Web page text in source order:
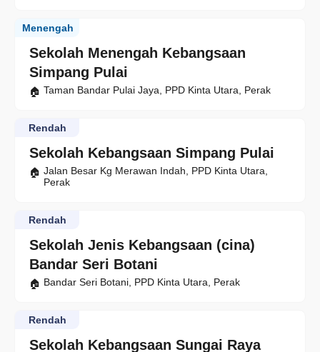
Sekolah Menengah Kebangsaan
Simpang Pulai
Menengah
Taman Bandar Pulai Jaya, PPD Kinta Utara, Perak
Sekolah Kebangsaan Simpang Pulai
Rendah
Jalan Besar Kg Merawan Indah, PPD Kinta Utara,
Perak
Sekolah Jenis Kebangsaan (cina)
Bandar Seri Botani
Rendah
Bandar Seri Botani, PPD Kinta Utara, Perak
Sekolah Kebangsaan Sungai Raya
Rendah